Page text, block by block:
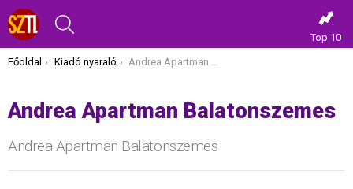
Top 10
Itt vagy most:
Főoldal Kiadó nyaraló Andrea Apartman Balatonszemes
Andrea Apartman Balatonszemes
Andrea Apartman Balatonszemes